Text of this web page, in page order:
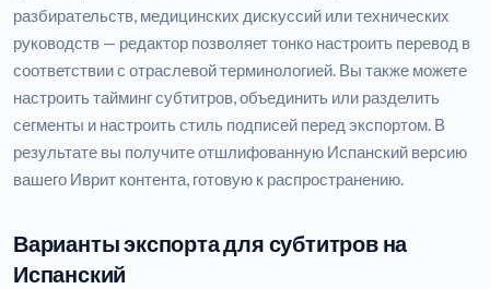
разбирательств, медицинских дискуссий или технических
руководств — редактор позволяет тонко настроить перевод в
соответствии с отраслевой терминологией. Вы также можете
настроить тайминг субтитров, объединить или разделить
сегменты и настроить стиль подписей перед экспортом. В
результате вы получите отшлифованную Испанский версию
вашего Иврит контента, готовую к распространению.
Варианты экспорта для субтитров на
Испанский